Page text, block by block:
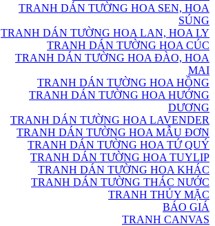
TRANH DÁN TƯỜNG HOA SEN, HOA
SÚNG
TRANH DÁN TƯỜNG HOA LAN, HOA LY
TRANH DÁN TƯỜNG HOA CÚC
TRANH DÁN TƯỜNG HOA ĐÀO, HOA
MAI
TRANH DÁN TƯỜNG HOA HỒNG
TRANH DÁN TƯỜNG HOA HƯỚNG
DƯƠNG
TRANH DÁN TƯỜNG HOA LAVENDER
TRANH DÁN TƯỜNG HOA MẪU ĐƠN
TRANH DÁN TƯỜNG HOA TỨ QUÝ
TRANH DÁN TƯỜNG HOA TUYLIP
TRANH DÁN TƯỜNG HOA KHÁC
TRANH DÁN TƯỜNG THÁC NƯỚC
TRANH THỦY MẶC
BÁO GIÁ
TRANH CANVAS